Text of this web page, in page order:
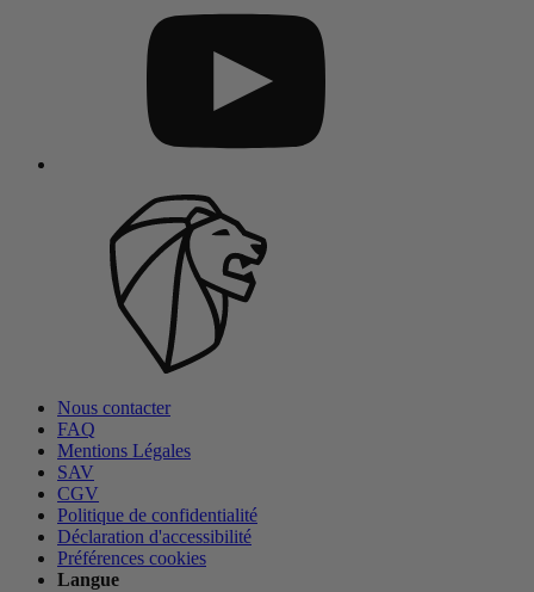
Nous contacter
FAQ
Mentions Légales
SAV
CGV
Politique de confidentialité
Déclaration d'accessibilité
Préférences cookies
Langue